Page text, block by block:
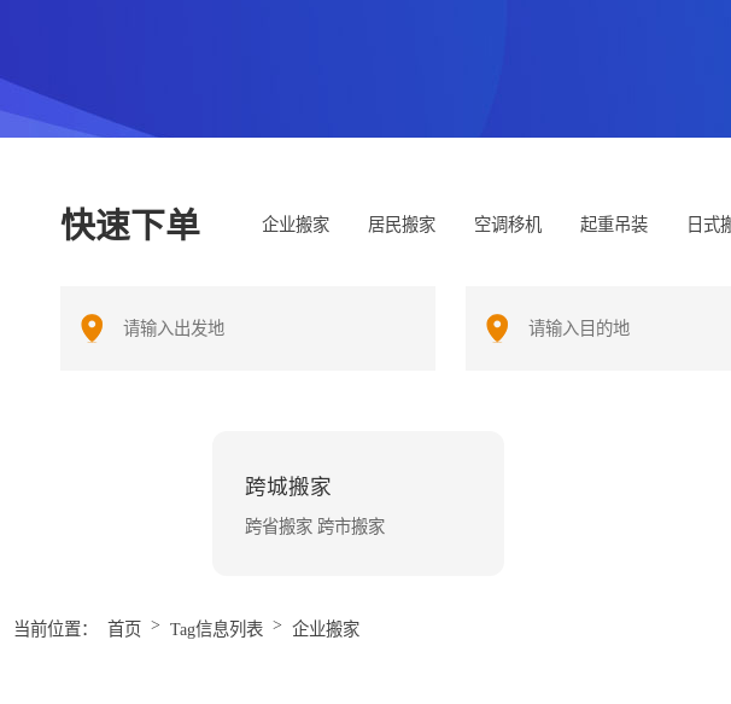
快速下单 企业搬家 居民搬家 空调移机 起重吊装 日式
跨城搬家
跨省搬家 跨市搬家
当前位置： 首页 > Tag信息列表 > 企业搬家